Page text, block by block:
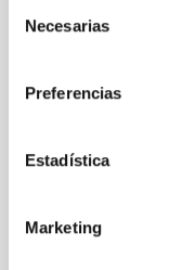
Necesarias
Preferencias
Estadística
Marketing
The Final COST
molecular
space science
(Parque de